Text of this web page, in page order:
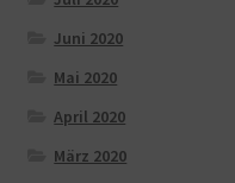
Juni 2020
Mai 2020
April 2020
März 2020